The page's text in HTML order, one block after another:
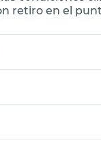
retiro en el